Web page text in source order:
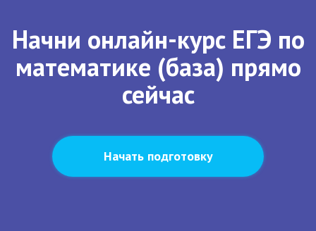
Начни онлайн-курс ЕГЭ по
математике (база) прямо
сейчас
Начать подготовку